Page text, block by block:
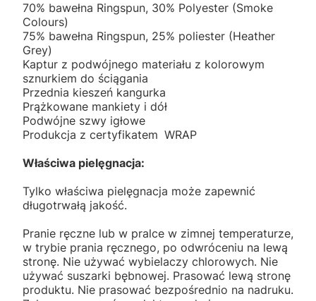
70% bawełna Ringspun, 30% Polyester (Smoke
Colours)
75% bawełna Ringspun, 25% poliester (Heather
Grey)
Kaptur z podwójnego materiału z kolorowym
sznurkiem do ściągania
Przednia kieszeń kangurka
Prążkowane mankiety i dół
Podwójne szwy igłowe
Produkcja z certyfikatem WRAP
Właściwa pielęgnacja:
Tylko właściwa pielęgnacja może zapewnić
długotrwałą jakość.
Pranie ręczne lub w pralce w zimnej temperaturze,
w trybie prania ręcznego, po odwróceniu na lewą
stronę. Nie używać wybielaczy chlorowych. Nie
używać suszarki bębnowej. Prasować lewą stronę
produktu. Nie prasować bezpośrednio na nadruku.